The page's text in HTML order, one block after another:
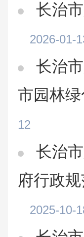
长治
2026-01-
长治
市园林
12
长治
府行政
2025-10-